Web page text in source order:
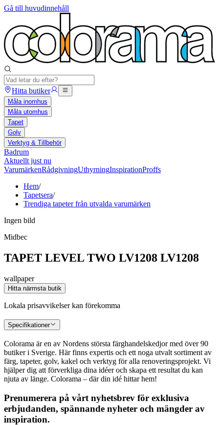
Gå till huvudinnehåll
Hitta butiker
Måla inomhus
Måla utomhus
Tapet
Golv
Verktyg & Tillbehör
Badrum
Aktuellt just nu
VarumärkenRådgivningUthyrningInspirationProffs
Hem/
Tapetsera/
Trendiga tapeter från utvalda varumärken
Ingen bild
Midbec
TAPET LEVEL TWO LV1208 LV1208
wallpaper
Hitta närmsta butik
Lokala prisavvikelser kan förekomma
Specifikationer
Colorama är en av Nordens största färghandelskedjor med över 90
butiker i Sverige. Här finns expertis och ett noga utvalt sortiment av
färg, tapeter, golv, kakel och verktyg för alla renoveringsprojekt. Vi
hjälper dig att förverkliga dina idéer och skapa ett resultat du kan
njuta av länge. Colorama – där din idé hittar hem!
Prenumerera på vårt nyhetsbrev för exklusiva
erbjudanden, spännande nyheter och mängder av
inspiration.